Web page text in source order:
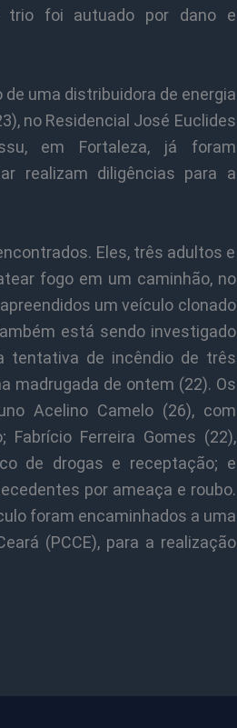
trio foi autuado por dano e
uma distribuidora de energia
no Residencial José Euclides
em Fortaleza, já foram
realizam diligências para a
Eles, três adultos e
fogo em um caminhão, no
um veículo clonado
está sendo investigado
tentativa de incêndio de três
madrugada de ontem (22). Os
Acelino Camelo (26), com
Ferreira Gomes (22),
de drogas e receptação; e
por ameaça e roubo.
foram encaminhados a uma
(PCCE), para a realização